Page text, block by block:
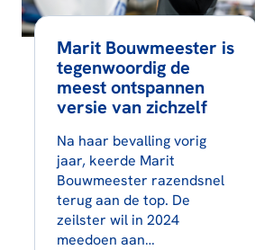
Marit Bouwmeester is
tegenwoordig de
meest ontspannen
versie van zichzelf
Na haar bevalling vorig
jaar, keerde Marit
Bouwmeester razendsnel
terug aan de top. De
zeilster wil in 2024
meedoen aan…